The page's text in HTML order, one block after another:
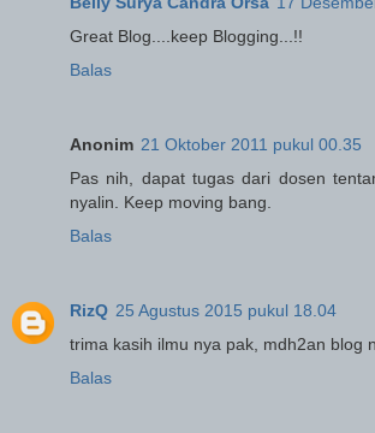
Great Blog....keep Blogging...!!
Balas
Anonim 21 Oktober 2011 pukul 00.35
Pas nih, dapat tugas dari dosen
nyalin. Keep moving bang.
Balas
RizQ 25 Agustus 2015 pukul 18.04
trima kasih ilmu nya pak, mdh2an blog
Balas